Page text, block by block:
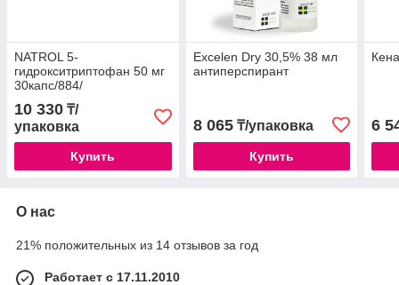
NATROL 5-
гидрокситриптофан 50 мг
30капс/884/
10 330 ₸/
упаковка
Купить
Excelen Dry 30,5% 38 мл
антиперспирант
8 065₸/упаковка
Купить
6
О нас
21% положительных из 14 отзывов за год
Работает с 17.11.2010